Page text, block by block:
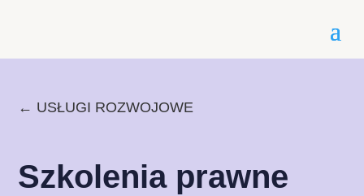
← USŁUGI ROZWOJOWE
Szkolenia prawne